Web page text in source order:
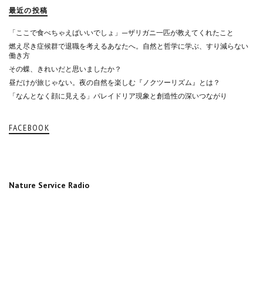
最近の投稿
「ここで食べちゃえばいいでしょ」—ザリガニ一匹が教えてくれたこと
燃え尽き症候群で退職を考えるあなたへ。自然と哲学に学ぶ、すり減らない
働き方
その蝶、きれいだと思いましたか？
昼だけが旅じゃない。夜の自然を楽しむ『ノクツーリズム』とは？
「なんとなく顔に見える」パレイドリア現象と創造性の深いつながり
FACEBOOK
Nature Service Radio